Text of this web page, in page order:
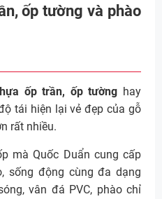
ốp tường và phào
ốp trần, ốp tường hay
tái hiện lại vẻ đẹp của gỗ
rất nhiều.
mà Quốc Duẩn cung cấp
sống động cùng đa dạng
vân đá PVC, phào chỉ